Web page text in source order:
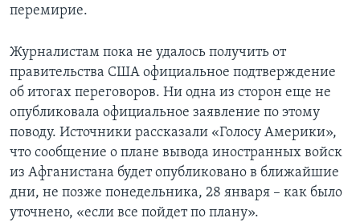
перемирие.
Журналистам пока не удалось получить от
правительства США официальное подтверждение
об итогах переговоров. Ни одна из сторон еще не
опубликовала официальное заявление по этому
поводу. Источники рассказали «Голосу Америки»,
что сообщение о плане вывода иностранных войск
из Афганистана будет опубликовано в ближайшие
дни, не позже понедельника, 28 января – как было
уточнено, «если все пойдет по плану».